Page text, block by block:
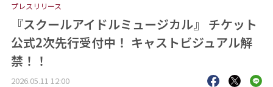
おすすめコンテンツ
出版物
会社概要
プレスリリース
『スクールアイドルミュージカル』 チケット
公式2次先行受付中！ キャストビジュアル解
禁！！
2026.05.11 12:00